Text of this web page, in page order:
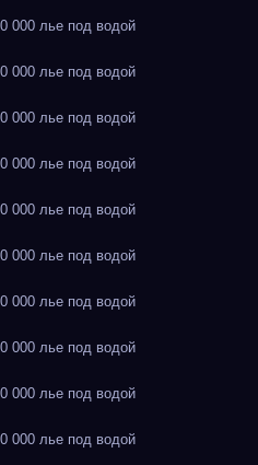
лье под водой
лье под водой
лье под водой
лье под водой
лье под водой
лье под водой
лье под водой
лье под водой
лье под водой
лье под водой